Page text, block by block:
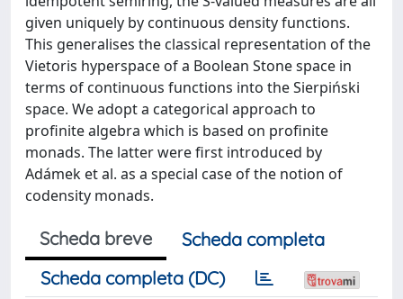
given uniquely by continuous density functions.
This generalises the classical representation of the
Vietoris hyperspace of a Boolean Stone space in
terms of continuous functions into the Sierpiński
space. We adopt a categorical approach to
profinite algebra which is based on profinite
monads. The latter were first introduced by
Adámek et al. as a special case of the notion of
codensity monads.
Scheda breve
Scheda completa
Scheda completa (DC)